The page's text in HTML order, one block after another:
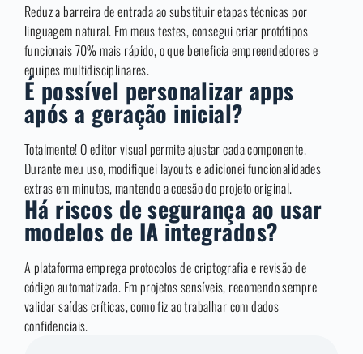
Reduz a barreira de entrada ao substituir etapas técnicas por
linguagem natural. Em meus testes, consegui criar protótipos
funcionais 70% mais rápido, o que beneficia empreendedores e
equipes multidisciplinares.
É possível personalizar apps
após a geração inicial?
Totalmente! O editor visual permite ajustar cada componente.
Durante meu uso, modifiquei layouts e adicionei funcionalidades
extras em minutos, mantendo a coesão do projeto original.
Há riscos de segurança ao usar
modelos de IA integrados?
A plataforma emprega protocolos de criptografia e revisão de
código automatizada. Em projetos sensíveis, recomendo sempre
validar saídas críticas, como fiz ao trabalhar com dados
confidenciais.